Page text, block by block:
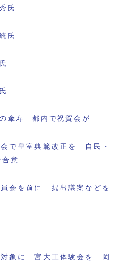
氏
氏
傘寿 都内で祝賀会が
で皇室典範改正を 自民・
意
員会を前に 提出議案などを
対象に 宮大工体験会を 岡